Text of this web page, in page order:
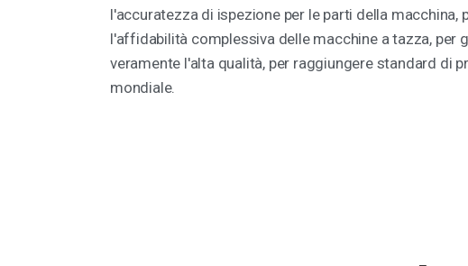
l'accuratezza di ispezione per le parti della macchina,
l'affidabilità complessiva delle macchine a tazza, per
veramente l'alta qualità, per raggiungere standard di
mondiale.